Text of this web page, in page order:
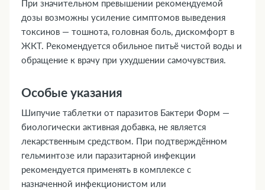
При значительном превышении рекомендуемой
дозы возможны усиление симптомов выведения
токсинов — тошнота, головная боль, дискомфорт в
ЖКТ. Рекомендуется обильное питьё чистой воды и
обращение к врачу при ухудшении самочувствия.
Особые указания
Шипучие таблетки от паразитов Бактери Форм —
биологически активная добавка, не является
лекарственным средством. При подтверждённом
гельминтозе или паразитарной инфекции
рекомендуется применять в комплексе с
назначенной инфекционистом или